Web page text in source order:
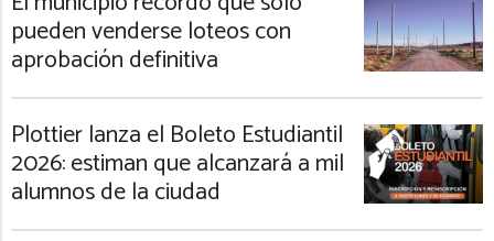
pueden venderse loteos con
aprobación definitiva
Plottier lanza el Boleto Estudiantil
2026: estiman que alcanzará a mil
alumnos de la ciudad